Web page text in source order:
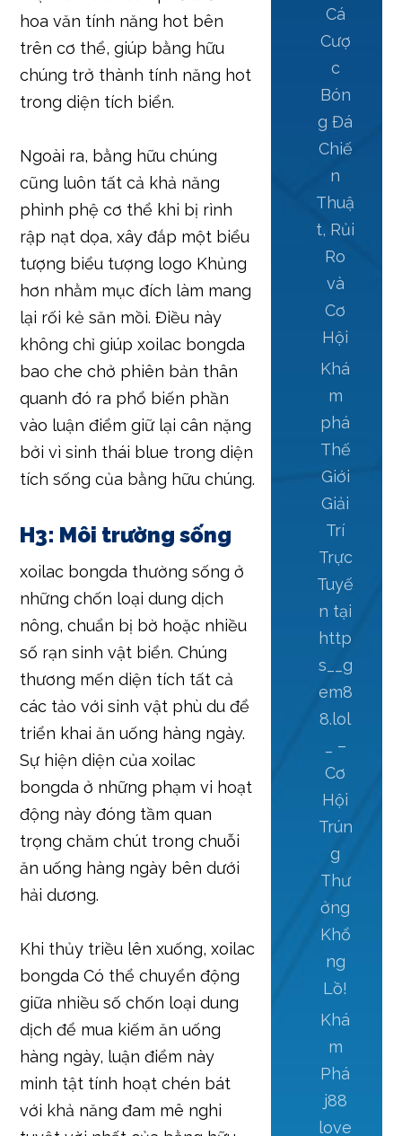
hoa văn tính năng hot bên
trên cơ thể, giúp bằng hữu
chúng trở thành tính năng hot
trong diện tích biển.
Ngoài ra, bằng hữu chúng
cũng luôn tất cả khả năng
phình phệ cơ thể khi bị rình
rập nạt dọa, xây đắp một biểu
tượng biểu tượng logo Khủng
hơn nhằm mục đích làm mang
lại rối kẻ săn mồi. Điều này
không chỉ giúp xoilac bongda
bao che chở phiên bản thân
quanh đó ra phổ biến phần
vào luận điểm giữ lại cân nặng
bởi vì sinh thái blue trong diện
tích sống của bằng hữu chúng.
H3: Môi trường sống
xoilac bongda thường sống ở
những chốn loại dung dịch
nông, chuẩn bị bờ hoặc nhiều
số rạn sinh vật biển. Chúng
thương mến diện tích tất cả
các tảo với sinh vật phù du để
triển khai ăn uống hàng ngày.
Sự hiện diện của xoilac
bongda ở những phạm vi hoạt
động này đóng tầm quan
trọng chăm chút trong chuỗi
ăn uống hàng ngày bên dưới
hải dương.
Khi thủy triều lên xuống, xoilac
bongda Có thể chuyển động
giữa nhiều số chốn loại dung
dịch để mua kiếm ăn uống
hàng ngày, luận điểm này
minh tật tính hoạt chén bát
với khả năng đam mê nghi
Cá
Cượ
c
Bón
g Đá
Chiế
n
Thuậ
t, Rủi
Ro
và
Cơ
Hội
Khá
m
phá
Thế
Giới
Giải
Trí
Trực
Tuyế
n tại
http
s__g
em8
8.lol
_ –
Cơ
Hội
Trún
g
Thư
ởng
Khổ
ng
Lồ!
Khá
m
Phá
j88
love